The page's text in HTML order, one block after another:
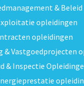
&
opleidingen
opleidingen
Vastgoedprojecten
& Inspectie